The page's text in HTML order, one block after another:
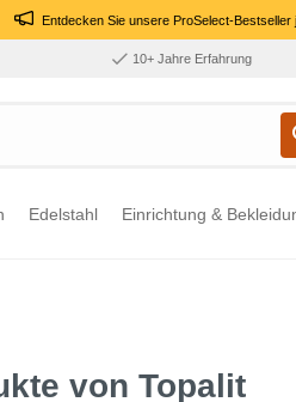
Entdecken Sie unsere ProSelect-
10+ Jahre Erfahrung
Edelstahl Einrichtung &
von Topalit